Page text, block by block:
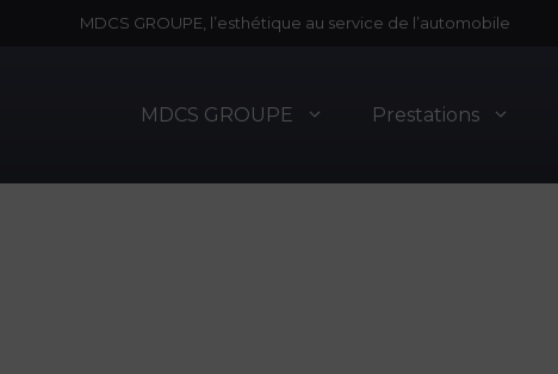
MDCS GROUPE, l’esthétique au service de l’automobile
MDCS GROUPE Prestations